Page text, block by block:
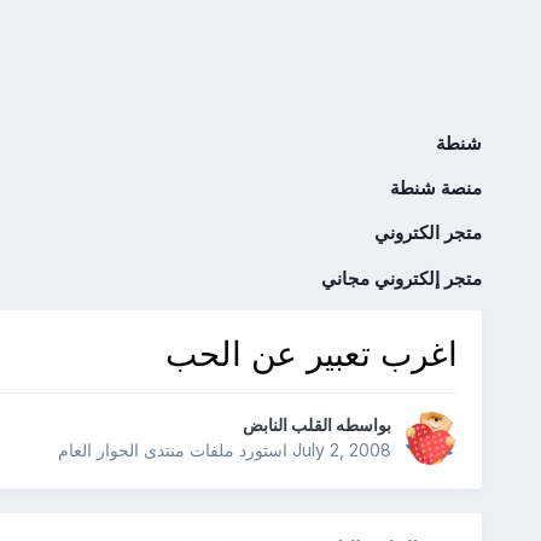
شنطة
منصة شنطة
متجر الكتروني
متجر إلكتروني مجاني
اغرب تعبير عن الحب
بواسطه القلب النابض
July 2, 2008استورد ملفات منتدى الحوار العام